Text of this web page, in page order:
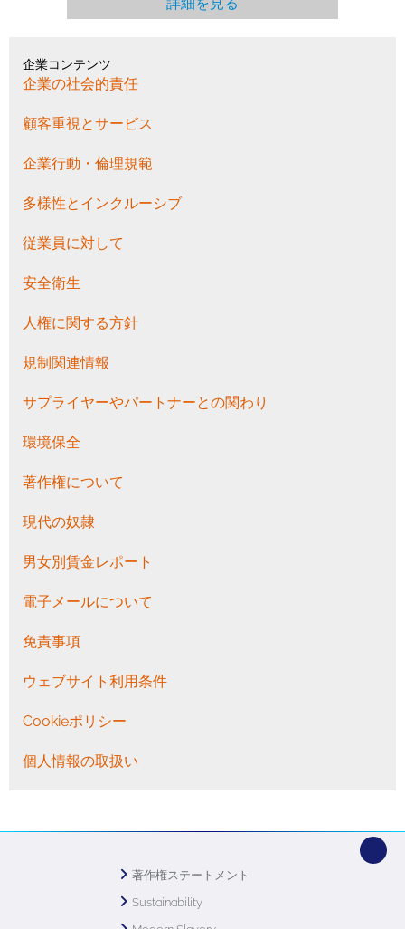
企業コンテンツ
企業の社会的責任
顧客重視とサービス
企業行動・倫理規範
多様性とインクルーシブ
従業員に対して
安全衛生
人権に関する方針
規制関連情報
サプライヤーやパートナーとの関わり
環境保全
著作権について
現代の奴隷
男女別賃金レポート
電子メールについて
免責事項
ウェブサイト利用条件
Cookieポリシー
個人情報の取扱い
著作権ステートメント
Sustainability